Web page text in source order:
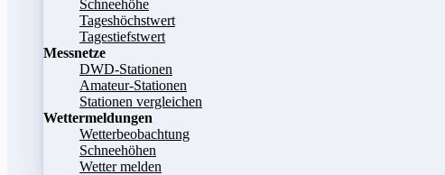
Schneehöhe
Tageshöchstwert
Tagestiefstwert
Messnetze
DWD-Stationen
Amateur-Stationen
Stationen vergleichen
Wettermeldungen
Wetterbeobachtung
Schneehöhen
Wetter melden